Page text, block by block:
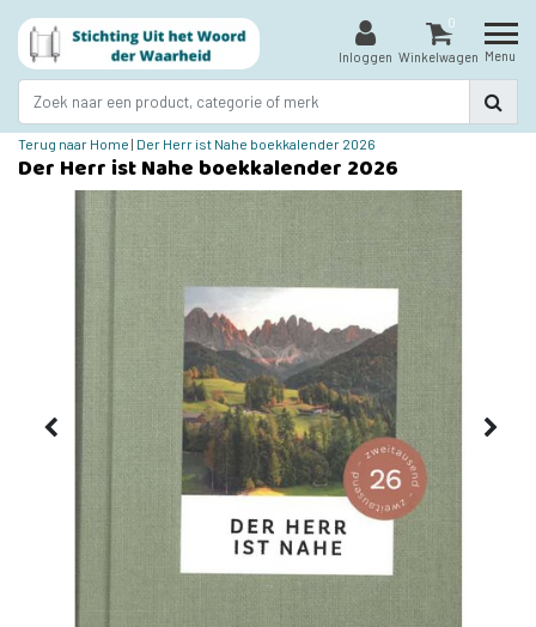
Inloggen
0
Winkelwagen Menu
Terug naar Home | Der Herr ist Nahe boekkalender 2026
Der Herr ist Nahe boekkalender 2026